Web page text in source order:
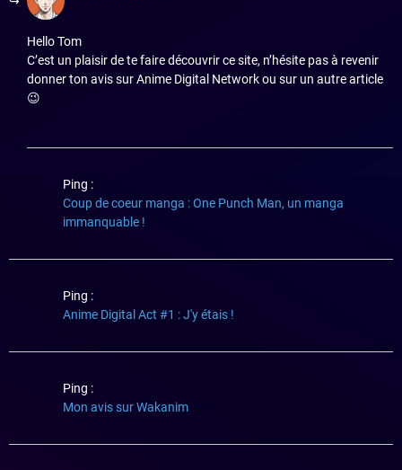
Hello Tom
C’est un plaisir de te faire découvrir ce site, n’hésite pas à revenir
donner ton avis sur Anime Digital Network ou sur un autre article
😉
Ping :
Coup de coeur manga : One Punch Man, un manga
immanquable !
Ping :
Anime Digital Act #1 : J'y étais !
Ping :
Mon avis sur Wakanim